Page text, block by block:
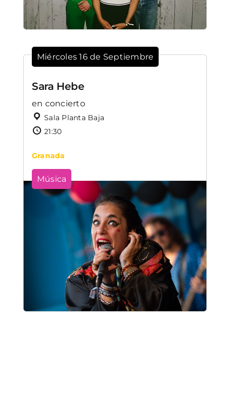
Miércoles 16 de Septiembre
Sara Hebe
en concierto
Sala Planta Baja
21:30
Granada
Música